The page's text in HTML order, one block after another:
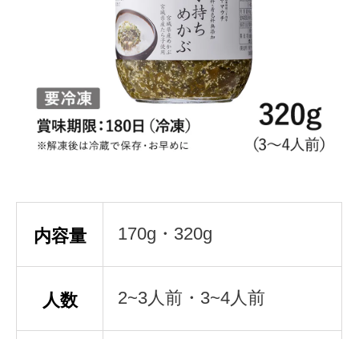
内容量 170g・320g
人数 2~3人前・3~4人前